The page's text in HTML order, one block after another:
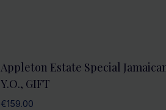
Appleton Estate Special
Y.O., GIFT
€159.00